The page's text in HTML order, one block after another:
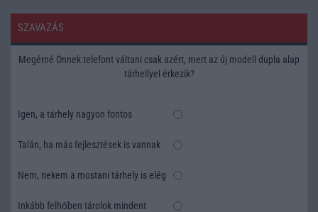
SZAVAZÁS
Megérné Önnek telefont váltani csak azért, mert az új modell dupla alap
tárhellyel érkezik?
Igen, a tárhely nagyon fontos
Talán, ha más fejlesztések is vannak
Nem, nekem a mostani tárhely is elég
Inkább felhőben tárolok mindent